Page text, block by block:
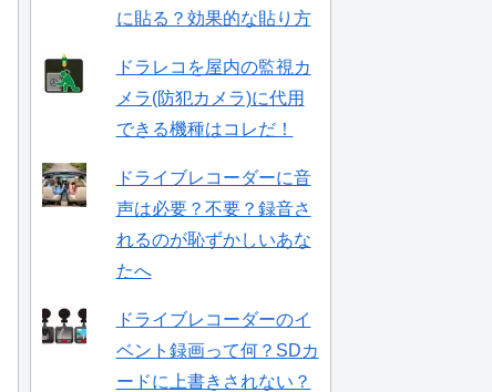
に貼る？効果的な貼り方
ドラレコを屋内の監視カ
メラ(防犯カメラ)に代用
できる機種はコレだ！
ドライブレコーダーに音
声は必要？不要？録音さ
れるのが恥ずかしいあな
たへ
ドライブレコーダーのイ
ベント録画って何？SDカ
ードに上書きされない？